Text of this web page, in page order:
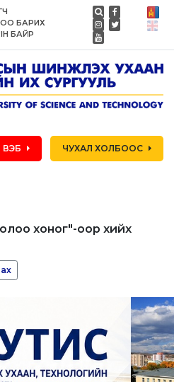
БАРИХ
БАЙР
ВЭБ ЧУХАЛ ХОЛБООС
хоног"-оор хийх